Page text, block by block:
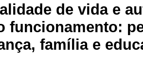
de vida e
funcionamento:
família e